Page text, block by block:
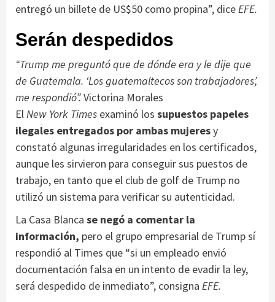
entregó un billete de US$50 como propina”, diceEFE.
Serán despedidos
“Trump me preguntó que de dónde era y le dije que
de Guatemala. ‘Los guatemaltecos son trabajadores’,
me respondió”.Victorina Morales
ElNew York Times examinó los supuestos papeles
ilegales entregados por ambas mujeresy
constató algunas irregularidades en los certificados,
aunque les sirvieron para conseguir sus puestos de
trabajo, en tanto que el club de golf de Trump no
utilizó un sistema para verificar su autenticidad.
La Casa Blanca se negó a comentar la
información, pero el grupo empresarial de Trump sí
respondió al Times que “si un empleado envió
documentación falsa en un intento de evadir la ley,
será despedido de inmediato”, consigna EFE.